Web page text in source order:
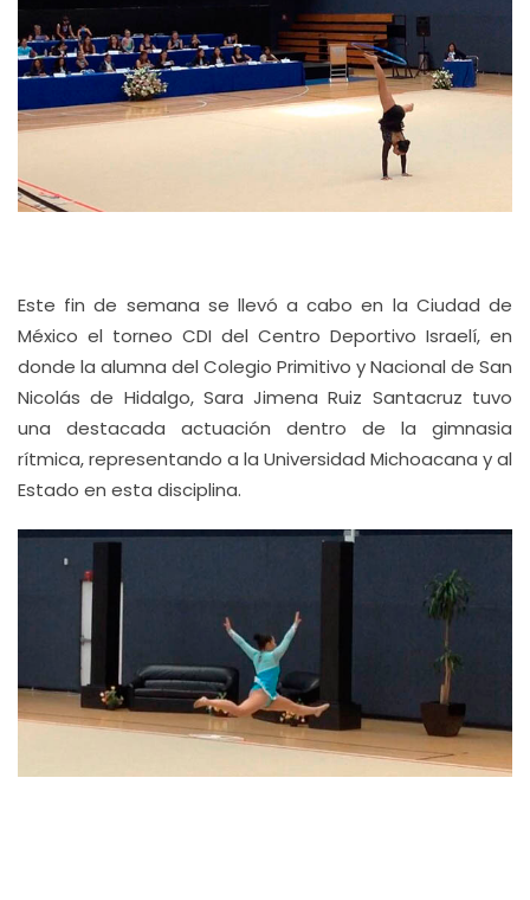
Este fin de semana se llevó a cabo en la Ciudad de
México el torneo CDI del Centro Deportivo Israelí, en
donde la alumna del Colegio Primitivo y Nacional de San
Nicolás de Hidalgo, Sara Jimena Ruiz Santacruz tuvo
una destacada actuación dentro de la gimnasia
rítmica, representando a la Universidad Michoacana y al
Estado en esta disciplina.